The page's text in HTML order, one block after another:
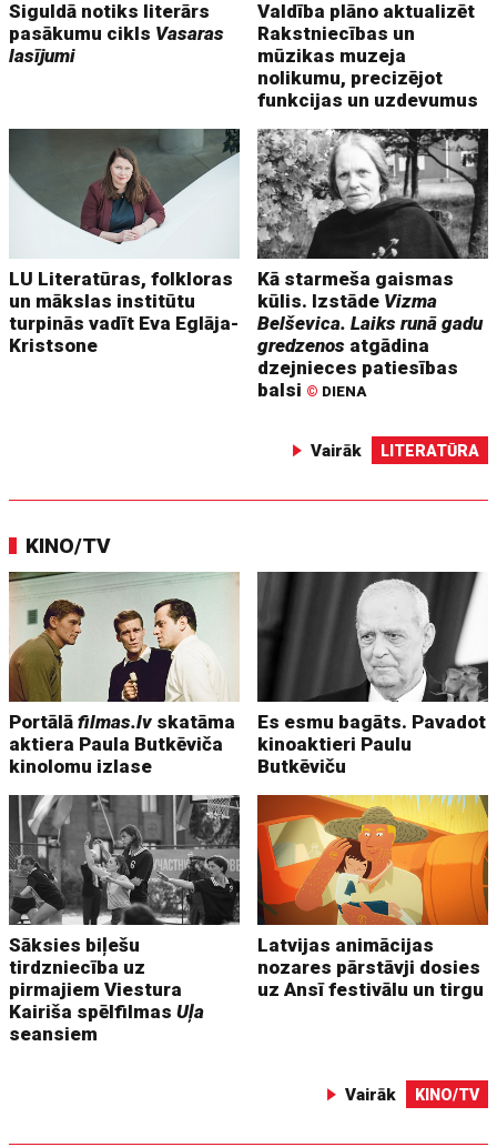
Siguldā notiks literārs
pasākumu cikls Vasaras
lasījumi
Valdība plāno aktualizēt
Rakstniecības un
mūzikas muzeja
nolikumu, precizējot
funkcijas un uzdevumus
LU Literatūras, folkloras
un mākslas institūtu
turpinās vadīt Eva Eglāja-
Kristsone
Kā starmeša gaismas
kūlis. Izstāde Vizma
Belševica. Laiks runā gadu
gredzenos atgādina
dzejnieces patiesības
balsi © DIENA
Vairāk LITERATŪRA
KINO/TV
Portālāfilmas.lv skatāma
aktiera Paula Butkēviča
kinolomu izlase
Es esmu bagāts. Pavadot
kinoaktieri Paulu
Butkēviču
Sāksies biļešu
tirdzniecība uz
pirmajiem Viestura
Kairiša spēlfilmasUļa
seansiem
Latvijas animācijas
nozares pārstāvji dosies
uz Ansī festivālu un tirgu
Vairāk KINO/TV